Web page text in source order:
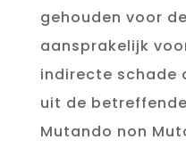
gehouden voor
aansprakelijk
indirecte schade
uit de
Mutando non